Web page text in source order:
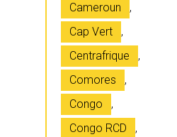
Cameroun
,
Cap Vert
,
Centrafrique
,
Comores
,
Congo
,
Congo RCD
,